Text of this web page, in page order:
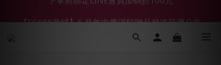
【鑽石熊/金熊新客首購限定】優惠搭車金